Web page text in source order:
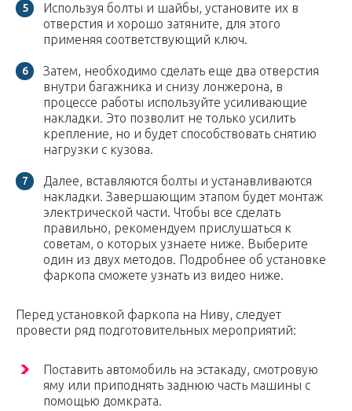
Используя болты и шайбы, установите их в
отверстия и хорошо затяните, для этого
применяя соответствующий ключ.
Затем, необходимо сделать еще два отверстия
внутри багажника и снизу лонжерона, в
процессе работы используйте усиливающие
накладки. Это позволит не только усилить
крепление, но и будет способствовать снятию
нагрузки с кузова.
Далее, вставляются болты и устанавливаются
накладки. Завершающим этапом будет монтаж
электрической части. Чтобы все сделать
правильно, рекомендуем прислушаться к
советам, о которых узнаете ниже. Выберите
один из двух методов. Подробнее об установке
фаркопа сможете узнать из видео ниже.
Перед установкой фаркопа на Ниву, следует
провести ряд подготовительных мероприятий:
Поставить автомобиль на эстакаду, смотровую
яму или приподнять заднюю часть машины с
помощью домкрата.